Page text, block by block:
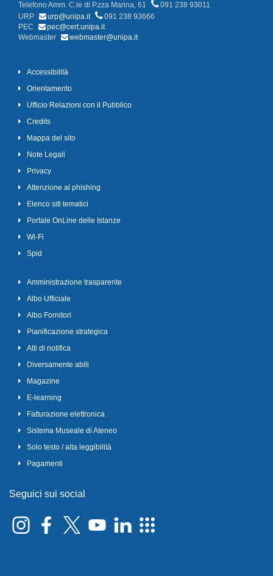
Telefono Amm. C.le di P.zza Marina, 61
091 238 93011
URP
urp@unipa.it
091 238 93666
PEC
pec@cert.unipa.it
Webmaster
webmaster@unipa.it
Accessibilità
Orientamento
Ufficio Relazioni con il Pubblico
Credits
Mappa del sito
Note Legali
Privacy
Attenzione al phishing
Elenco siti tematici
Portale OnLine delle Istanze
Wi-Fi
Spid
Amministrazione trasparente
Albo Ufficiale
Albo Fornitori
Pianificazione strategica
Atti di notifica
Diversamente abili
Magazine
E-learning
Fatturazione elettronica
Sistema Museale di Ateneo
Solo testo / alta leggibilità
Pagamenti
Seguici sui social